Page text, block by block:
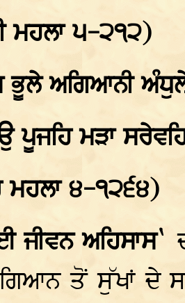
ਮਹਲਾ ੫-੨੧੨)
ਅਗਿਆਨੀ ਅੰਧੁਲੇ
ਪੂਜਹਿ ਮੜਾ
ਮਹਲਾ ੪-੧੨੬੪)
ਜੀਵਨ ਅਹਿਸਾਸ`
ਤੋਂ ਸੁੱਖਾਂ ਦੇ